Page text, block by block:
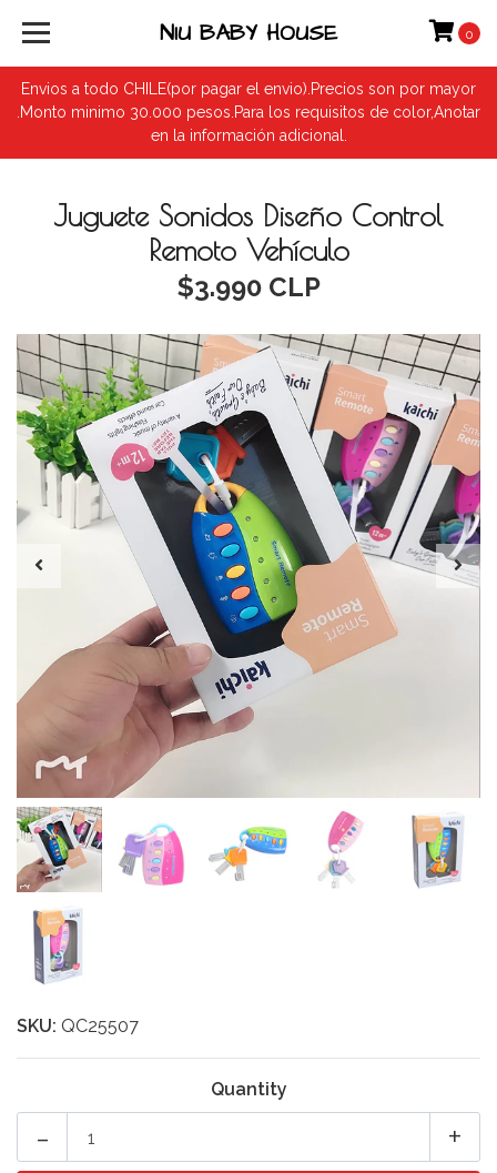
Envios a todo CHILE(por pagar el envio).Precios son por mayor
.Monto minimo 30.000 pesos.Para los requisitos de color,Anotar
en la información adicional.
NIU BABY HOUSE 0
Juguete Sonidos Diseño Control
Remoto Vehículo
$3.990 CLP
SKU: QC25507
Quantity
+
-